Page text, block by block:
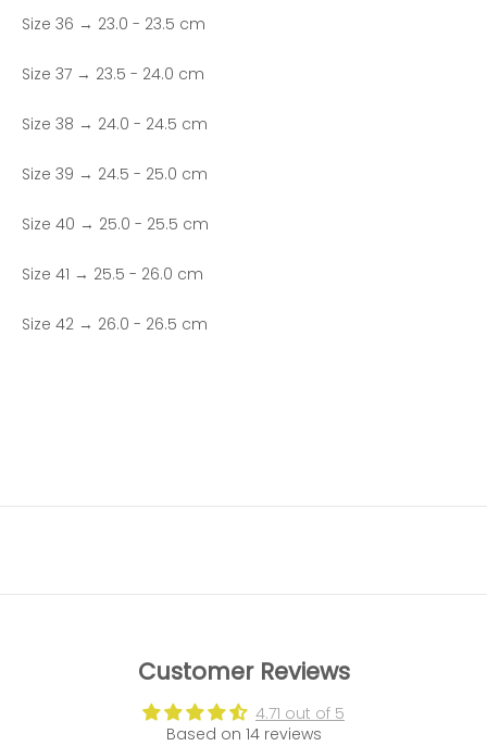
Size 36 → 23.0 - 23.5 cm
Size 37 → 23.5 - 24.0 cm
Size 38 → 24.0 - 24.5 cm
Size 39 → 24.5 - 25.0 cm
Size 40 → 25.0 - 25.5 cm
Size 41 → 25.5 - 26.0 cm
Size 42 → 26.0 - 26.5 cm
Customer Reviews
4.71 out of 5
Based on 14 reviews